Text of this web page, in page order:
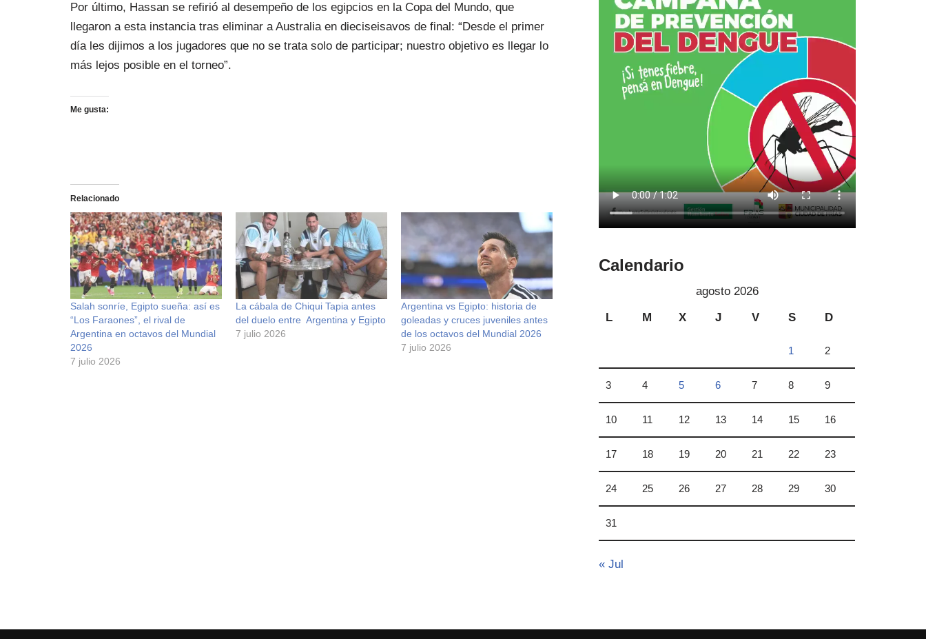
Por último, Hassan se refirió al desempeño de los egipcios en la Copa del Mundo, que
llegaron a esta instancia tras eliminar a Australia en dieciseisavos de final: “Desde el primer
día les dijimos a los jugadores que no se trata solo de participar; nuestro objetivo es llegar lo
más lejos posible en el torneo”.
Me gusta:
Relacionado
Salah sonríe, Egipto sueña: así es
“Los Faraones”, el rival de
Argentina en octavos del Mundial
2026
7 julio 2026
La cábala de Chiqui Tapia antes
del duelo entre Argentina y Egipto
7 julio 2026
Argentina vs Egipto: historia de
goleadas y cruces juveniles antes
de los octavos del Mundial 2026
7 julio 2026
Calendario
agosto 2026
L
M X J V S D
1 2
3 4 5 6 7 8 9
10 11 12 13 14 15 16
17 18 19 20 21 22 23
24 25 26 27 28 29 30
31
« Jul